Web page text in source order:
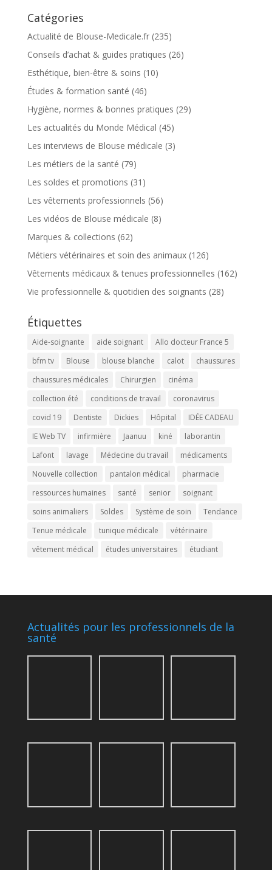
Catégories
Actualité de Blouse-Medicale.fr(235)
Conseils d’achat & guides pratiques (26)
Esthétique, bien-être & soins (10)
Études & formation santé (46)
Hygiène, normes & bonnes pratiques (29)
Les actualités du Monde Médical (45)
Les interviews de Blouse médicale (3)
Les métiers de la santé (79)
Les soldes et promotions (31)
Les vêtements professionnels (56)
Les vidéos de Blouse médicale (8)
Marques & collections (62)
Métiers vétérinaires et soin des animaux(126)
Vêtements médicaux & tenues professionnelles (162)
Vie professionnelle & quotidien des soignants (28)
Étiquettes
Aide-soignante aide soignant
Allo docteur France 5
bfm tv
Blouse blouse blanche calot
chaussures
chaussures médicales
Chirurgien
cinéma
collection été
conditions de travail
coronavirus
covid 19
Dentiste Dickies Hôpital
IDÉE CADEAU
IE Web TV
infirmière Jaanuu kiné
laborantin
Lafont
lavage Médecine du travail
médicaments
Nouvelle collection
pantalon médical
pharmacie
ressources humaines
santé senior
soignant
soins animaliers
Soldes Système de soin
Tendance
Tenue médicale
tunique médicale
vétérinaire
vêtement médical
études universitaires étudiant
Actualités pour les professionnels de la
santé